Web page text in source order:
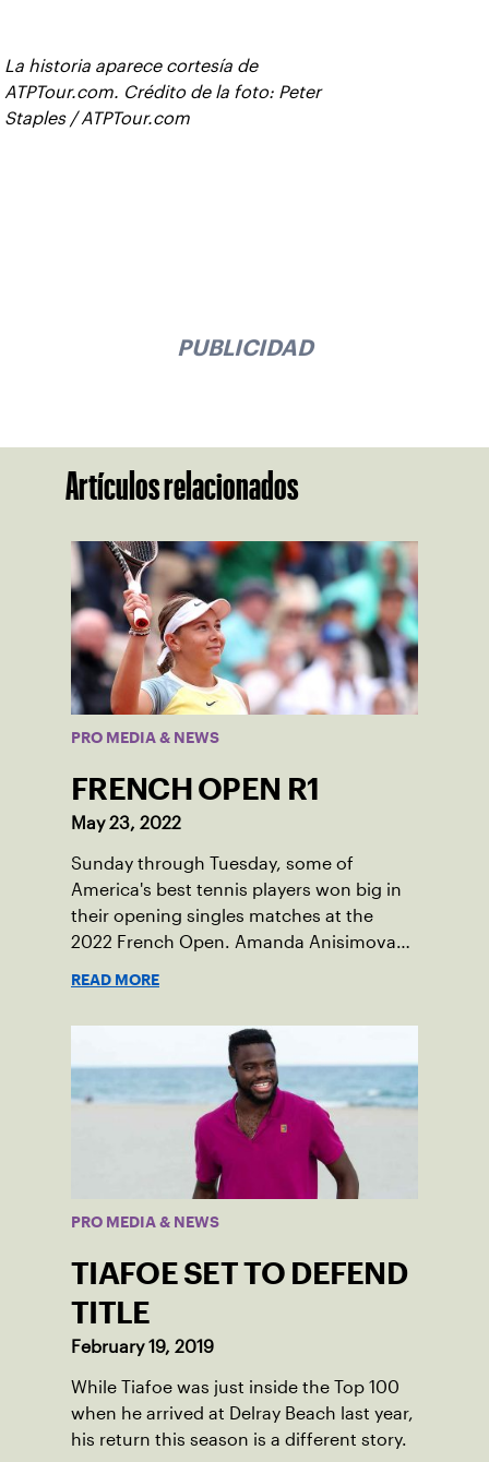
La historia aparece cortesía de
ATPTour.com. Crédito de la foto: Peter
Staples / ATPTour.com
PUBLICIDAD
Artículos relacionados
PRO MEDIA & NEWS
FRENCH OPEN R1
May 23, 2022
Sunday through Tuesday, some of
America's best tennis players won big in
their opening singles matches at the
2022 French Open. Amanda Anisimova
READ MORE
PRO MEDIA & NEWS
TIAFOE SET TO DEFEND
TITLE
February 19, 2019
While Tiafoe was just inside the Top 100
when he arrived at Delray Beach last year,
his return this season is a different story.